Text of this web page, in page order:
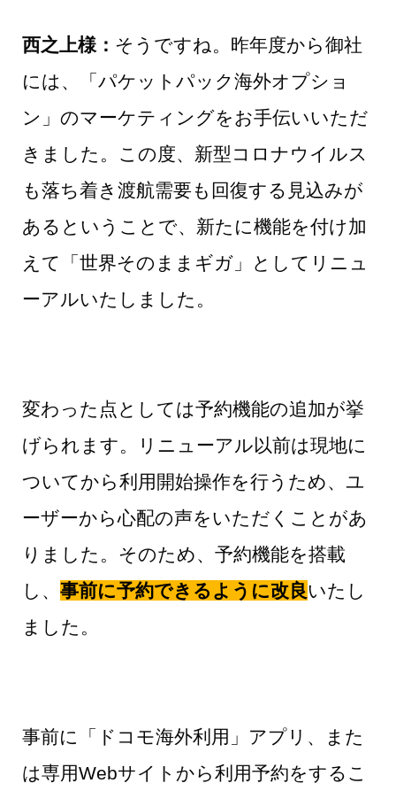
西之上様： そうですね。昨年度から御社
には、「パケットパック海外オプショ
ン」のマーケティングをお手伝いいただ
きました。この度、新型コロナウイルス
も落ち着き渡航需要も回復する見込みが
あるということで、新たに機能を付け加
えて「世界そのままギガ」としてリニュ
ーアルいたしました。
変わった点としては予約機能の追加が挙
げられます。リニューアル以前は現地に
ついてから利用開始操作を行うため、ユ
ーザーから心配の声をいただくことがあ
りました。そのため、予約機能を搭載
し、 事前に予約できるように改良いたし
ました。
事前に「ドコモ海外利用」アプリ、また
は専用Webサイトから利用予約をするこ